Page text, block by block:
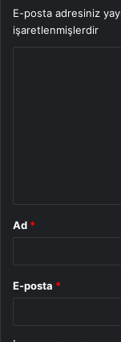
E-posta adresiniz
işaretlenmişlerdir
Ad *
E-posta *